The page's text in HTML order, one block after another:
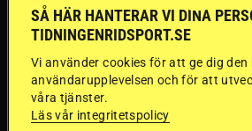
Dyraste
sämst i test
SÅ HÄR HANTERAR VI DINA
TIDNINGENRIDSPORT.SE
Vi använder cookies för att ge dig den
användarupplevelsen och för att
våra tjänster.
Läs vår integritetspolicy